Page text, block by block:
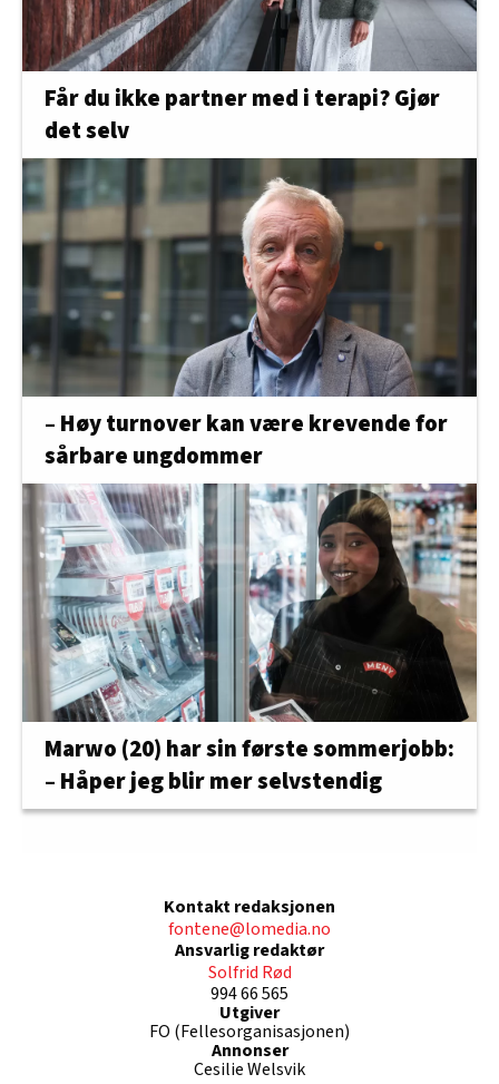
Får du ikke partner med i terapi? Gjør
det selv
– Høy turnover kan være krevende for
sårbare ungdommer
Marwo (20) har sin første sommerjobb:
– Håper jeg blir mer selvstendig
Kontakt redaksjonen
fontene@lomedia.no
Ansvarlig redaktør
Solfrid Rød
994 66 565
Utgiver
FO (Fellesorganisasjonen)
Annonser
Cesilie Welsvik